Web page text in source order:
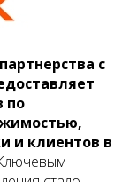
с
по
и клиентов в